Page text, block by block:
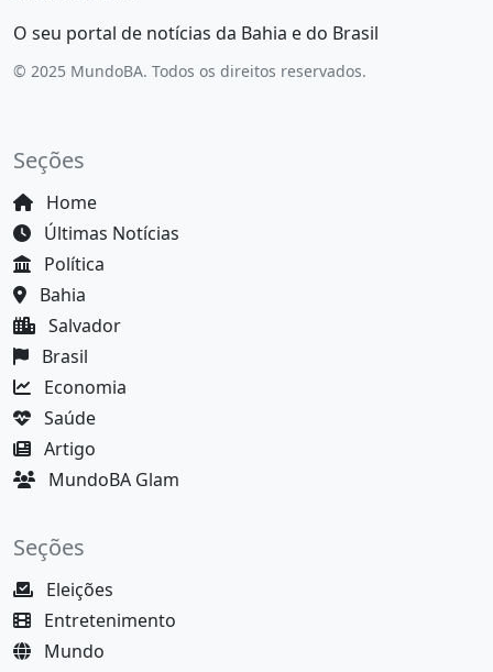
O seu portal de notícias da Bahia e do Brasil
© 2025 MundoBA. Todos os direitos reservados.
Seções
Home
Últimas Notícias
Política
Bahia
Salvador
Brasil
Economia
Saúde
Artigo
MundoBA Glam
Seções
Eleições
Entretenimento
Mundo